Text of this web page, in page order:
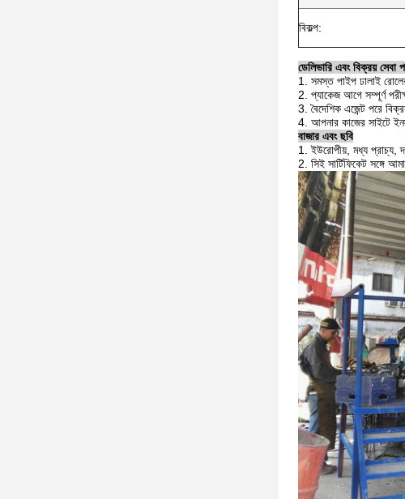
বিকল্প:
ডেলিভারি এবং বিক্রয় সেবা
1. সমস্ত পাইপ ঢালাই
2. প্যাকেজ আগে সম্পূর্ণ
3. বৈদেশিক এজেন্ট পরে
4. আপনার কাজের সাইটে
বাজার এবং ছবি
1. ইউরোপীয়, মধ্য প্রাচ্য,
2. সিই সার্টিফিকেট সঙ্গে